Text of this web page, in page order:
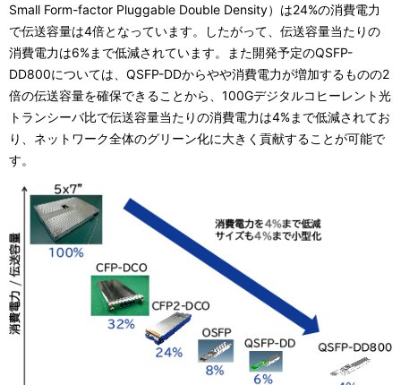
Small Form-factor Pluggable Double Density）は24%の消費電力
で伝送容量は4倍となっています。したがって、伝送容量当たりの
消費電力は6%まで低減されています。また開発予定のQSFP-
DD800については、QSFP-DDからやや消費電力が増加するものの2
倍の伝送容量を確保できることから、100Gデジタルコヒーレント光
トランシーバ比で伝送容量当たりの消費電力は4%まで低減されてお
り、ネットワーク全体のグリーン化に大きく貢献することが可能で
す。